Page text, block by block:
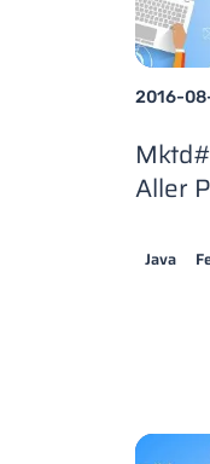
2016-
Aller
Java